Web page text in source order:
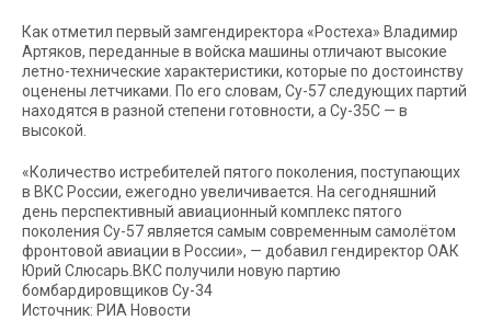
Как отметил первый замгендиректора «Ростеха» Владимир
Артяков, переданные в войска машины отличают высокие
летно-технические характеристики, которые по достоинству
оценены летчиками. По его словам, Су-57 следующих партий
находятся в разной степени готовности, а Су-35С — в
высокой.
«Количество истребителей пятого поколения, поступающих
в ВКС России, ежегодно увеличивается. На сегодняшний
день перспективный авиационный комплекс пятого
поколения Су-57 является самым современным самолётом
фронтовой авиации в России», — добавил гендиректор ОАК
Юрий Слюсарь.ВКС получили новую партию
бомбардировщиков Су-34
Источник: РИА Новости